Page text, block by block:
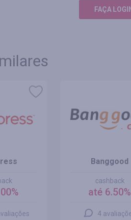
FAÇA
Banggood
cashback
até 6.50%
4